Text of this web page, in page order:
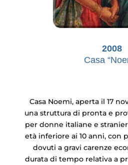
2008
Casa
Casa Noemi, aperta il 17
una struttura di pronta e
per donne italiane e
età inferiore ai 10 anni, con
dovuti a gravi carenze
durata di tempo relativa a